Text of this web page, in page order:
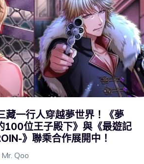
藏一行人穿越夢世界！《夢
100位王子殿下》與《最遊記
》聯乘合作展開中！
Mr. Qoo